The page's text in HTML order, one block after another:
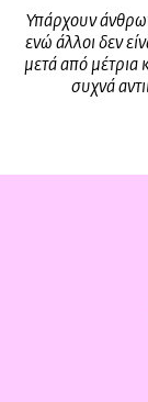
Υπάρχουν
ενώ άλλοι δεν
μετά από μέτρια
συχνά